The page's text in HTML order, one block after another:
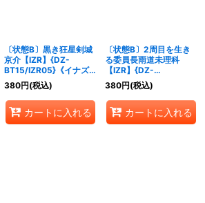
〔状態B〕黒き狂星剣城
京介【IZR】{DZ-
BT15/IZR05}《イナズ
マイレブン》
380円(税込)
カートに入れる
〔状態B〕2周目を生き
る委員長雨道未理科
【IZR】{DZ-
BT15/IZR15}《イナズマ
イレブン》
380円(税込)
カートに入れる